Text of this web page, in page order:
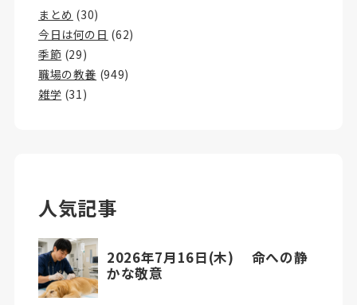
まとめ (30)
今日は何の日 (62)
季節 (29)
職場の教養 (949)
雑学 (31)
人気記事